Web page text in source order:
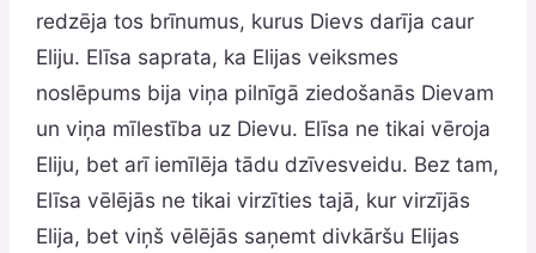
redzēja tos brīnumus, kurus Dievs darīja caur
Eliju. Elīsa saprata, ka Elijas veiksmes
noslēpums bija viņa pilnīgā ziedošanās Dievam
un viņa mīlestība uz Dievu. Elīsa ne tikai vēroja
Eliju, bet arī iemīlēja tādu dzīvesveidu. Bez tam,
Elīsa vēlējās ne tikai virzīties tajā, kur virzījās
Elija, bet viņš vēlējās saņemt divkāršu Elijas